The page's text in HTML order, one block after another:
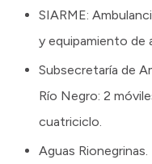
SIARME:
y equipamiento de
Subsecretaría de
Río Negro: 2
cuatriciclo.
Aguas Rionegrinas.